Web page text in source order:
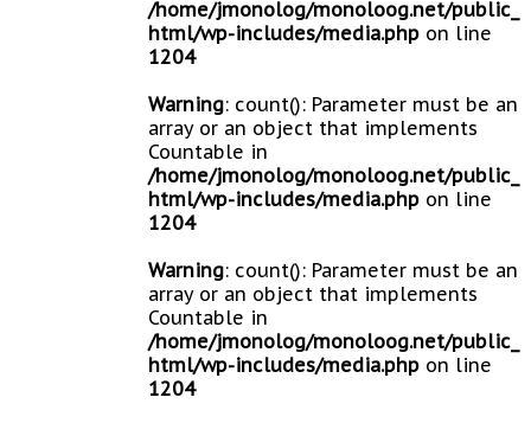
/home/jmonolog/monoloog.net/public_
html/wp-includes/media.php on line
1204
Warning: count(): Parameter must be an
array or an object that implements
Countable in
/home/jmonolog/monoloog.net/public_
html/wp-includes/media.php on line
1204
Warning: count(): Parameter must be an
array or an object that implements
Countable in
/home/jmonolog/monoloog.net/public_
html/wp-includes/media.php on line
1204